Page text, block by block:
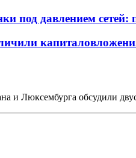
под давлением сетей:
и Люксембурга обсудили